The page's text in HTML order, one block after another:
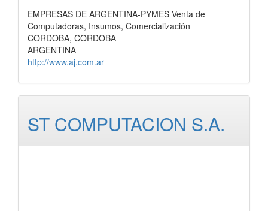
EMPRESAS DE ARGENTINA-PYMES Venta de
Computadoras, Insumos, Comercialización
CORDOBA, CORDOBA
ARGENTINA
http://www.aj.com.ar
ST COMPUTACION S.A.